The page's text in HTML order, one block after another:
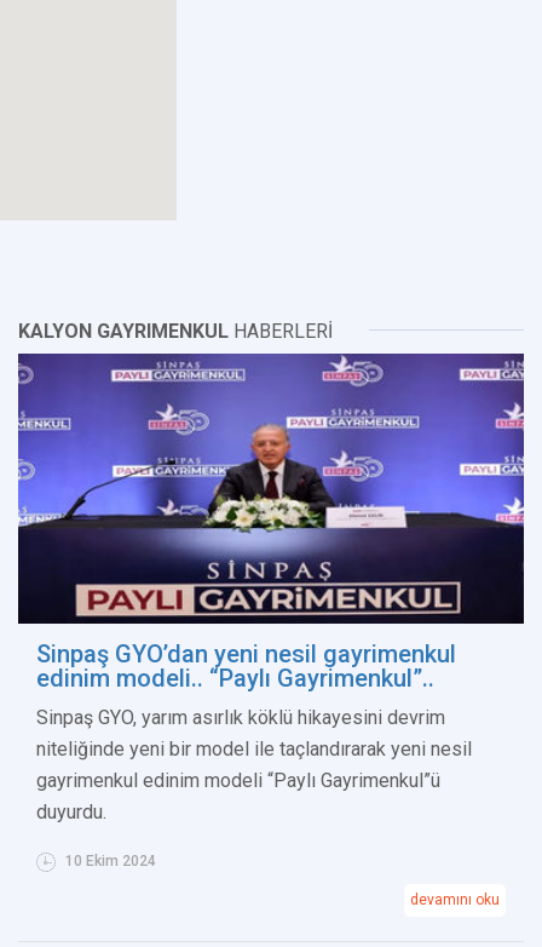
KALYON GAYRIMENKUL HABERLERİ
Sinpaş GYO’dan yeni nesil gayrimenkul
edinim modeli.. “Paylı Gayrimenkul”..
Sinpaş GYO, yarım asırlık köklü hikayesini devrim
niteliğinde yeni bir model ile taçlandırarak yeni nesil
gayrimenkul edinim modeli “Paylı Gayrimenkul”ü
duyurdu.
10 Ekim 2024
devamını oku